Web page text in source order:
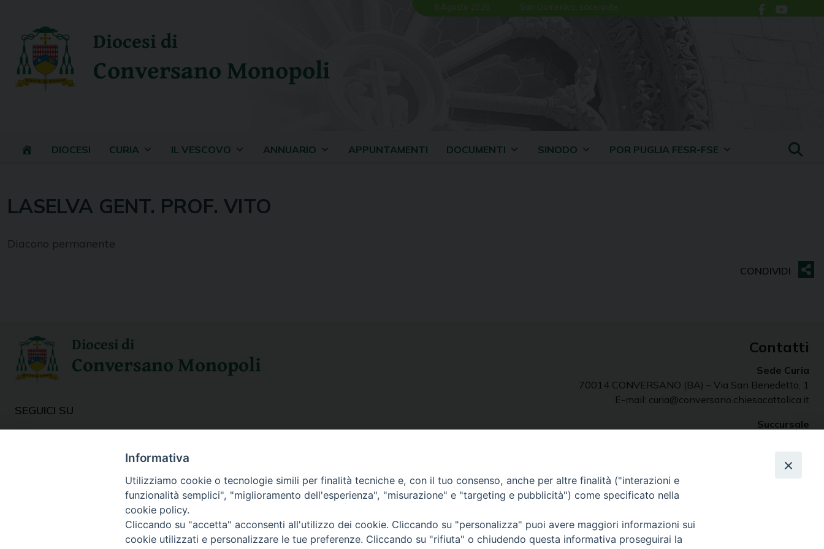
content
8 Agosto 2026 San Domenico, sacerdote
Diocesi di
Conversano Monopoli
DIOCESI CURIA IL VESCOVO ANNUARIO APPUNTAMENTI DOCUMENTI SINODO POR PUGLIA FESR-FSE
LASELVA GENT. PROF. VITO
Diacono permanente
Diocesi di
Conversano Monopoli
SEGUICI SU
Contatti
Sede Curia
70014 CONVERSANO (BA) – Via San Benedetto, 1
E-mail: curia@conversano.chiesacattolica.it
Succursale
Informativa
Utilizziamo cookie o tecnologie simili per finalità tecniche e, con il tuo consenso, anche per altre finalità ("interazioni e
funzionalità semplici", "miglioramento dell'esperienza", "misurazione" e "targeting e pubblicità") come specificato nella
cookie policy.
Cliccando su "accetta" acconsenti all'utilizzo dei cookie. Cliccando su "personalizza" puoi avere maggiori informazioni sui
cookie utilizzati e personalizzare le tue preferenze. Cliccando su "rifiuta" o chiudendo questa informativa proseguirai la